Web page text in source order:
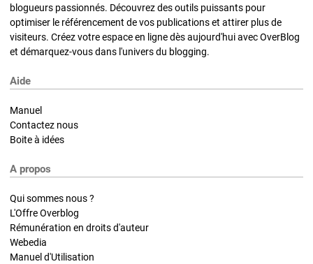
blogueurs passionnés. Découvrez des outils puissants pour
optimiser le référencement de vos publications et attirer plus de
visiteurs. Créez votre espace en ligne dès aujourd'hui avec OverBlog
et démarquez-vous dans l'univers du blogging.
Aide
Manuel
Contactez nous
Boite à idées
A propos
Qui sommes nous ?
L'Offre Overblog
Rémunération en droits d'auteur
Webedia
Manuel d'Utilisation